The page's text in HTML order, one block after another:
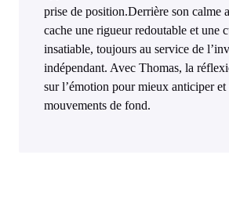
prise de position.Derrière son calme
cache une rigueur redoutable et une
insatiable, toujours au service de
indépendant. Avec Thomas, la
sur l’émotion pour mieux anticiper et
mouvements de fond.